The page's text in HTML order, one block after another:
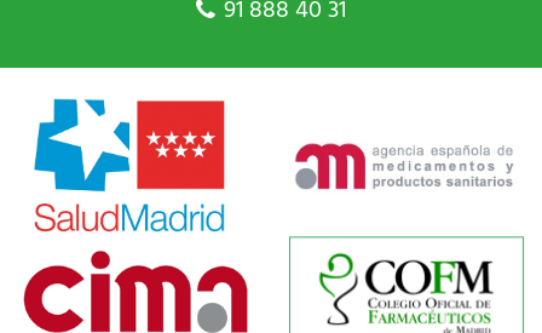
91 888 40 31